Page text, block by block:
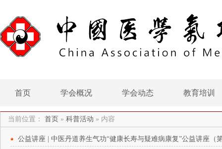
首页 学会概况 学会动态 教育培训
当前位置： 首页 » 科普活动 » 内容
公益讲座 | 中医丹道养生气功“健康长寿与疑难病康复”公益讲座（